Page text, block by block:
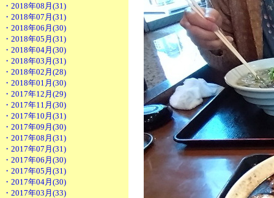
・2018年08月(31)
・2018年07月(31)
・2018年06月(30)
・2018年05月(31)
・2018年04月(30)
・2018年03月(31)
・2018年02月(28)
・2018年01月(30)
・2017年12月(29)
・2017年11月(30)
・2017年10月(31)
・2017年09月(30)
・2017年08月(31)
・2017年07月(31)
・2017年06月(30)
・2017年05月(31)
・2017年04月(30)
・2017年03月(33)